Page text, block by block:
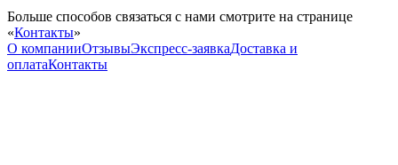
Больше способов связаться с нами смотрите на странице
«Контакты»
О компанииОтзывыЭкспресс-заявкаДоставка и
оплатаКонтакты